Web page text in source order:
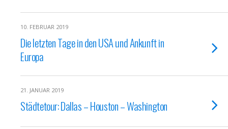
10. FEBRUAR 2019
Die letzten Tage in den USA und Ankunft in
Europa
21. JANUAR 2019
Städtetour: Dallas – Houston – Washington